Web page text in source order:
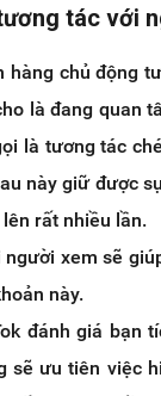
tác với
hàng chủ động
là đang quan
là tương tác
này giữ được
rất nhiều lần.
xem sẽ
này.
đánh giá bạn
sẽ ưu tiên việc